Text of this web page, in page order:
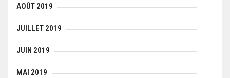
AOÛT 2019
JUILLET 2019
JUIN 2019
MAI 2019